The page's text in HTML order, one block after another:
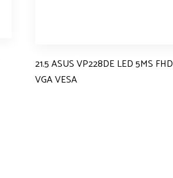
21.5 ASUS VP228DE LED 5MS FHD
VGA VESA